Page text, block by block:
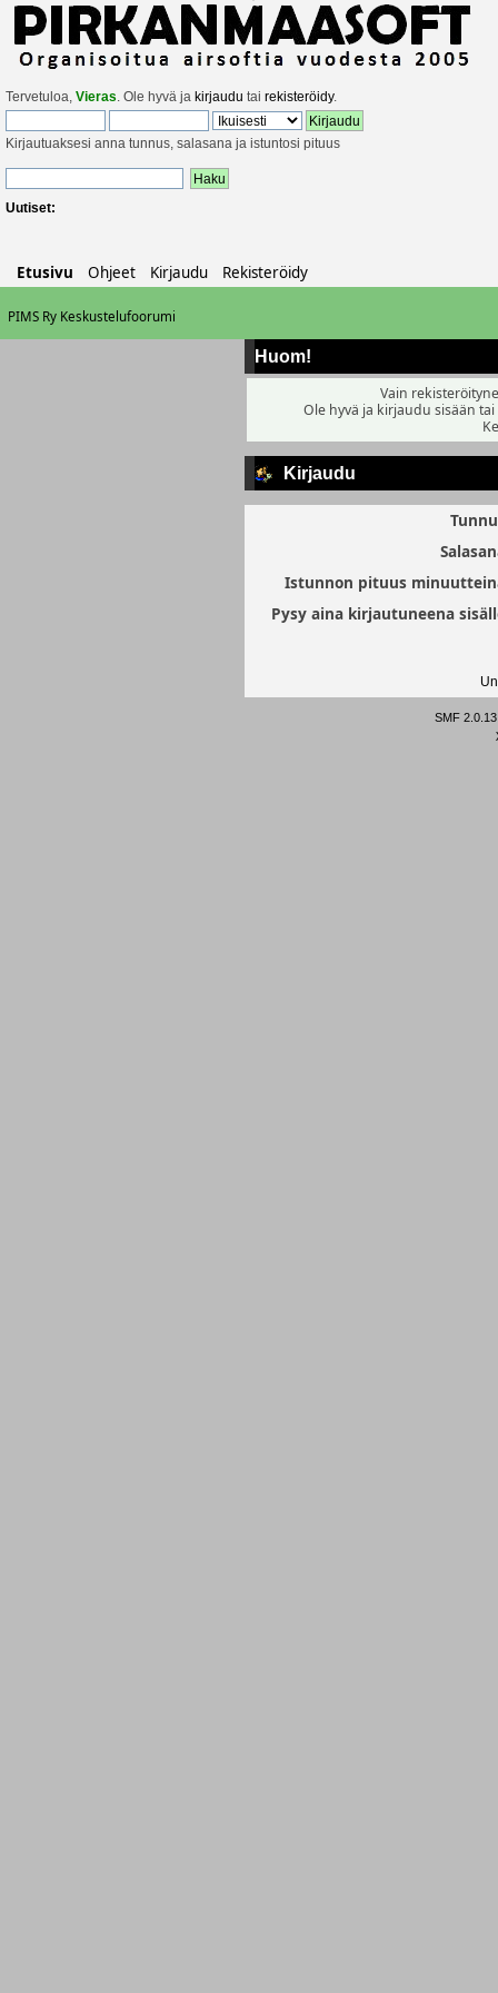
Tervetuloa, Vieras. Ole hyvä ja kirjaudu tai rekisteröidy.
Kirjautuaksesi anna tunnus, salasana ja istuntosi pituus
Uutiset:
Etusivu Ohjeet Kirjaudu Rekisteröidy
PIMS Ry Keskustelufoorumi
Huom!
Vain
Ole hyvä ja kirjaudu sisään tai
Kirjaudu
Istunnon pituus
Pysy aina kirjautuneena
SMF 2.0.13